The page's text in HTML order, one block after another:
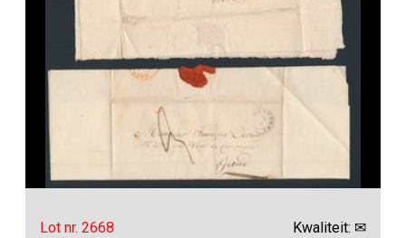
Lot nr. 2668 Kwaliteit: ✉